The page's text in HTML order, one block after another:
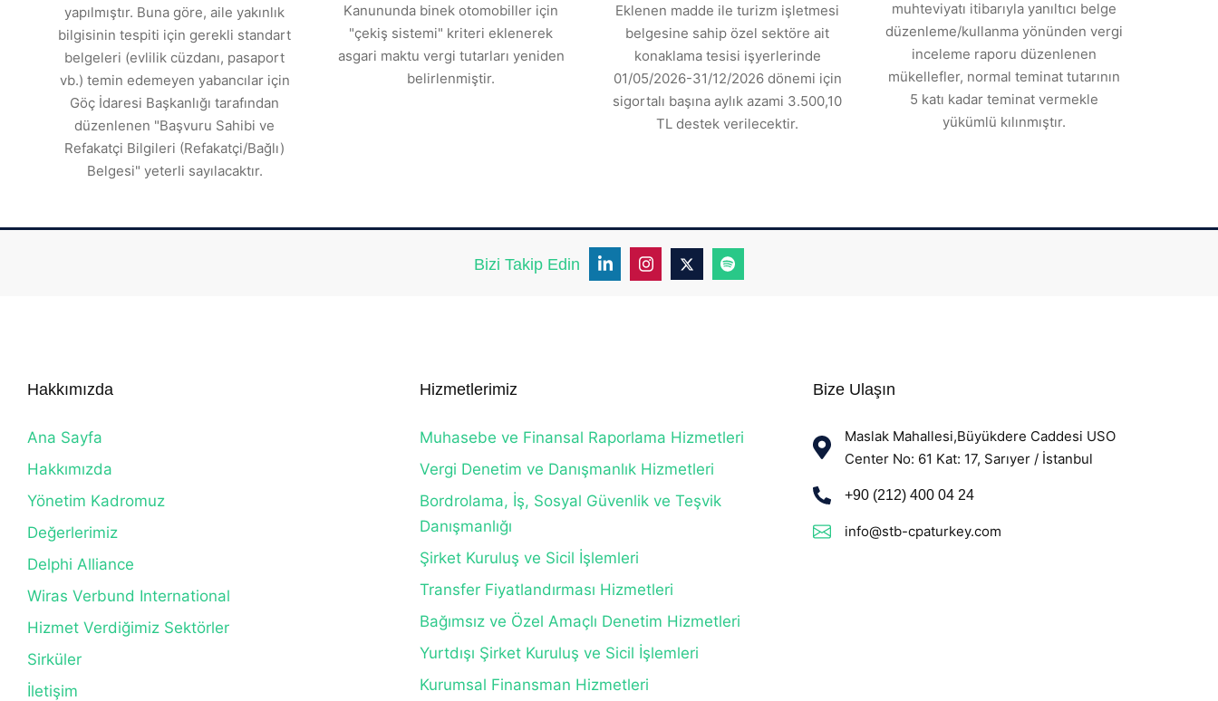
yapılmıştır. Buna göre, aile yakınlık
bilgisinin tespiti için gerekli standart
belgeleri (evlilik cüzdanı, pasaport
vb.) temin edemeyen yabancılar için
Göç İdaresi Başkanlığı tarafından
düzenlenen "Başvuru Sahibi ve
Refakatçi Bilgileri (Refakatçi/Bağlı)
Belgesi" yeterli sayılacaktır.
Kanununda binek otomobiller için
"çekiş sistemi" kriteri eklenerek
asgari maktu vergi tutarları yeniden
belirlenmiştir.
Eklenen madde ile turizm işletmesi
belgesine sahip özel sektöre ait
konaklama tesisi işyerlerinde
01/05/2026-31/12/2026 dönemi için
sigortalı başına aylık azami 3.500,10
TL destek verilecektir.
muhteviyatı itibarıyla yanıltıcı belge
düzenleme/kullanma yönünden vergi
inceleme raporu düzenlenen
mükellefler, normal teminat tutarının
5 katı kadar teminat vermekle
yükümlü kılınmıştır.
Bizi Takip Edin
Hakkımızda
Ana Sayfa
Hakkımızda
Yönetim Kadromuz
Değerlerimiz
Delphi Alliance
Wiras Verbund International
Hizmet Verdiğimiz Sektörler
Sirküler
İletişim
Hizmetlerimiz
Muhasebe ve Finansal Raporlama Hizmetleri
Vergi Denetim ve Danışmanlık Hizmetleri
Bordrolama, İş, Sosyal Güvenlik ve Teşvik
Danışmanlığı
Şirket Kuruluş ve Sicil İşlemleri
Transfer Fiyatlandırması Hizmetleri
Bağımsız ve Özel Amaçlı Denetim Hizmetleri
Yurtdışı Şirket Kuruluş ve Sicil İşlemleri
Kurumsal Finansman Hizmetleri
Bize Ulaşın
Maslak Mahallesi,Büyükdere Caddesi USO
Center No: 61 Kat: 17, Sarıyer / İstanbul
+90 (212) 400 04 24
info@stb-cpaturkey.com